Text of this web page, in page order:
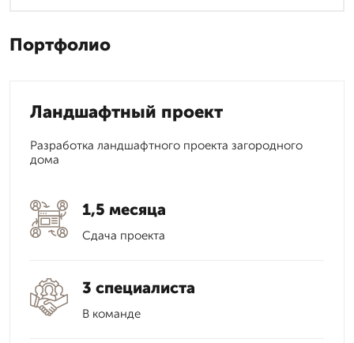
Портфолио
Ландшафтный проект
Разработка ландшафтного проекта загородного
дома
1,5 месяца
Сдача проекта
3 специалиста
В команде